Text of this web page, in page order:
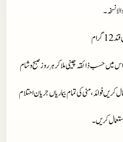
نسخہ۔
میں حسب ذائقہ چینی ملا کر ہر روز صبح و شام
فوائد ، منی کی تمام بیماریاں جریان احتلام
کریں۔